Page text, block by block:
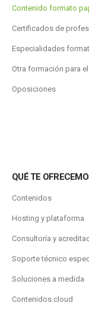
Contenido formato
Certificados de
Especialidades
Otra formación para
Oposiciones
QUÉ TE
Contenidos
Hosting y plataforma
Consultoría y
Soporte técnico
Soluciones a medida
Contenidos.cloud